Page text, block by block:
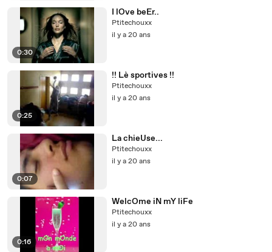
0:30
I lOve beEr..
Ptitechouxx
il y a 20 ans
0:25
!! Lè sportives !!
Ptitechouxx
il y a 20 ans
0:07
La chieUse...
Ptitechouxx
il y a 20 ans
0:16
WelcOme iN mY liFe
Ptitechouxx
il y a 20 ans